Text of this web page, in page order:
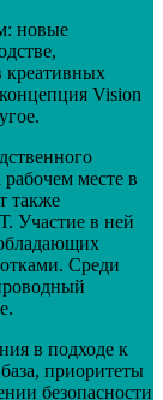
новые
креативных
Vision
месте в
также
Участие в ней
Среди
в подходе к
приоритеты
безопасности